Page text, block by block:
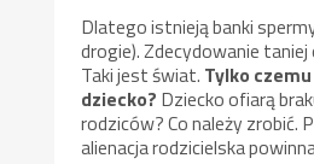
Dlatego istnieją banki
drogie). Zdecydowanie
Taki jest świat. Tylko
dziecko? Dziecko ofiarą
rodziców? Co należy zrobić.
alienacja rodzicielska